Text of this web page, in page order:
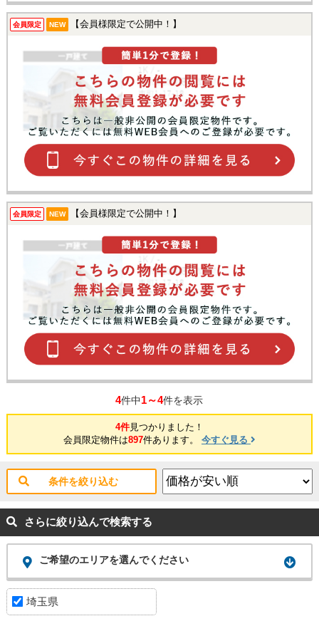
会員限定 NEW 【会員様限定で公開中！】
会員限定 NEW 【会員様限定で公開中！】
4件中1～4件を表示
4件見つかりました！
会員限定物件は897件あります。 今すぐ見る
条件を絞り込む
さらに絞り込んで検索する
ご希望のエリアを選んでください
埼玉県